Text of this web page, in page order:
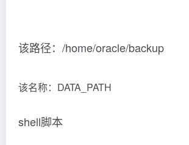
该路径：/home/oracle/backup
该名称：DATA_PATH
shell脚本